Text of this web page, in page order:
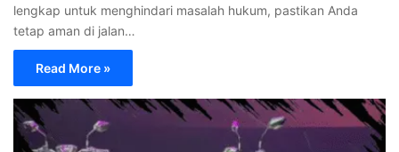
lengkap untuk menghindari masalah hukum, pastikan Anda
tetap aman di jalan…
Read More »